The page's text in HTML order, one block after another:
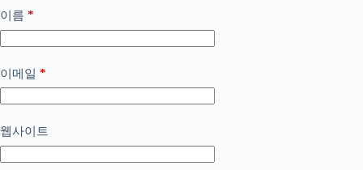
이름 *
이메일 *
웹사이트